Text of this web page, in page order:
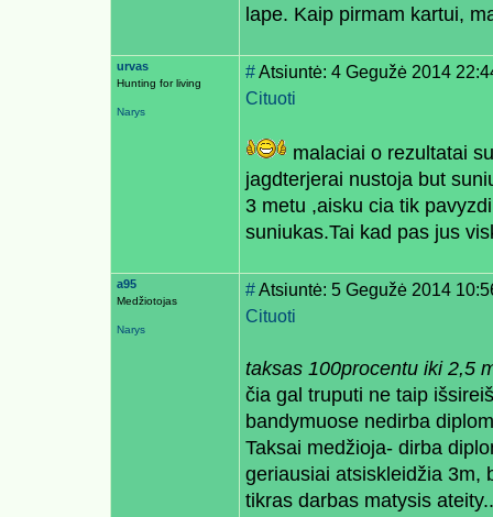
lape. Kaip pirmam kartui,
urvas
Hunting for living
Narys
#Atsiuntė: 4 Gegužė 2014
Cituoti
malaciai o rezultatai
jagdterjerai nustoja but
3 metu ,aisku cia tik
suniukas.Tai kad pas jus
a95
Medžiotojas
Narys
#Atsiuntė: 5 Gegužė 2014
Cituoti
taksas 100procentu iki 2,5
čia gal truputi ne taip
bandymuose nedirba
Taksai medžioja- dirba
geriausiai atsiskleidžia 3m,
tikras darbas matysis